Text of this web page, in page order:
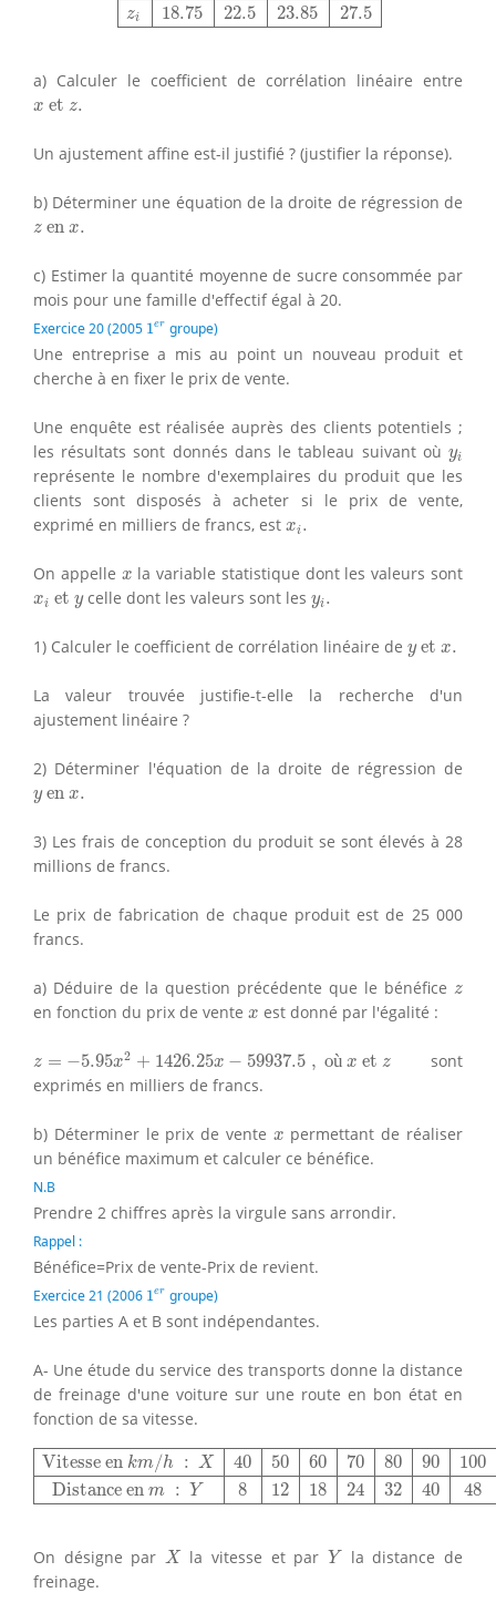
zi 18.75 22.5 23.85 27.5
a) Calculer le coefficient de corrélation linéaire entre
x et z.
x et z
Un ajustement affine est-il justifié ? (justifier la réponse).
b) Déterminer une équation de la droite de régression de
z en x.
zenx
c) Estimer la quantité moyenne de sucre consommée par
mois pour une famille d'effectif égal à 20.
Exercice 20 (2005 1er
1er groupe)
Une entreprise a mis au point un nouveau produit et
cherche à en fixer le prix de vente.
Une enquête est réalisée auprès des clients potentiels ;
les résultats sont donnés dans le tableau suivant oùyi
yi
représente le nombre d'exemplaires du produit que les
clients sont disposés à acheter si le prix de vente,
exprimé en milliers de francs, est xi.
xi.
On appelle x
x la variable statistique dont les valeurs sont
xi et y
xiet ycelle dont les valeurs sont les yi.
yi
1) Calculer le coefficient de corrélation linéaire de y et x.
yetx
La valeur trouvée justifie-t-elle la recherche d'un
ajustement linéaire ?
2) Déterminer l'équation de la droite de régression de
y en x.
yenx
3) Les frais de conception du produit se sont élevés à 28
millions de francs.
Le prix de fabrication de chaque produit est de 25 000
francs.
a) Déduire de la question précédente que le bénéfice z
z
en fonction du prix de vente x
x est donné par l'égalité :
z = −5.95x2 + 1426.25x − 59937.5 , où x et z
5.95x + 1426.25x 59937.5, x etz
sont
exprimés en milliers de francs.
b) Déterminer le prix de vente x
x permettant de réaliser
un bénéfice maximum et calculer ce bénéfice.
N.B
Prendre 2 chiffres après la virgule sans arrondir.
Rappel :
Bénéfice=Prix de vente-Prix de revient.
Exercice 21 (2006 1er
1er groupe)
Les parties A et B sont indépendantes.
A- Une étude du service des transports donne la distance
de freinage d'une voiture sur une route en bon état en
fonction de sa vitesse.
Vitesse en km/h : X 40 50 60 70 80 90
100
Distance en m : Y 8 12 18 24 32 40 48
Vitesse enkm/h:X405060708090100110120
On désigne parX
X la vitesse et par Y
Yla distance de
freinage.